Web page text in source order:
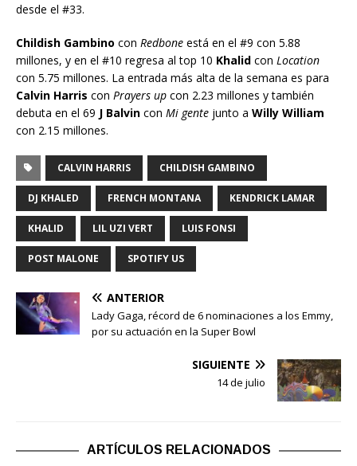
desde el #33.
Childish Gambino con Redbone está en el #9 con 5.88
millones, y en el #10 regresa al top 10 Khalid con Location
con 5.75 millones. La entrada más alta de la semana es para
Calvin Harris con Prayers up con 2.23 millones y también
debuta en el 69 J Balvin con Mi gente junto a Willy William
con 2.15 millones.
CALVIN HARRIS CHILDISH GAMBINO
DJ KHALED FRENCH MONTANA KENDRICK LAMAR
KHALID LIL UZI VERT LUIS FONSI
POST MALONE SPOTIFY US
ANTERIOR
Lady Gaga, récord de 6 nominaciones a los Emmy,
por su actuación en la Super Bowl
SIGUIENTE
14 de julio
ARTÍCULOS RELACIONADOS